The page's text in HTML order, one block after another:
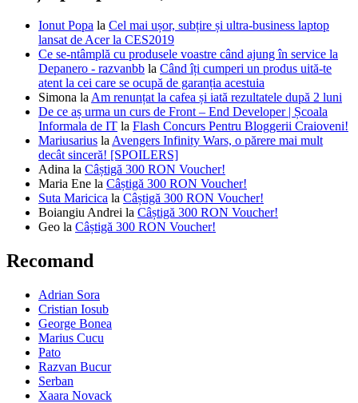
Ionut Popa la Cel mai ușor, subțire și ultra-business laptop
lansat de Acer la CES2019
Ce se-ntâmplă cu produsele voastre când ajung în service la
Depanero - razvanbb la Când îți cumperi un produs uită-te
atent la cei care se ocupă de garanția acestuia
Simona la Am renunțat la cafea și iată rezultatele după 2 luni
De ce aș urma un curs de Front – End Developer | Școala
Informala de IT la Flash Concurs Pentru Bloggerii Craioveni!
Mariusarius la Avengers Infinity Wars, o părere mai mult
decât sinceră! [SPOILERS]
Adina la Câștigă 300 RON Voucher!
Maria Ene la Câștigă 300 RON Voucher!
Suta Maricica la Câștigă 300 RON Voucher!
Boiangiu Andrei la Câștigă 300 RON Voucher!
Geo la Câștigă 300 RON Voucher!
Recomand
Adrian Sora
Cristian Iosub
George Bonea
Marius Cucu
Pato
Razvan Bucur
Serban
Xaara Novack